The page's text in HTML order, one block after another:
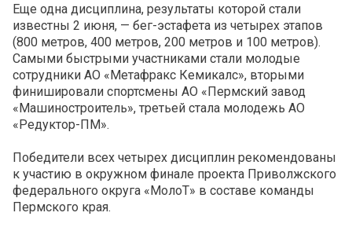
Еще одна дисциплина, результаты которой стали
известны 2 июня, — бег-эстафета из четырех этапов
(800 метров, 400 метров, 200 метров и 100 метров).
Самыми быстрыми участниками стали молодые
сотрудники АО «Метафракс Кемикалс», вторыми
финишировали спортсмены АО «Пермский завод
«Машиностроитель», третьей стала молодежь АО
«Редуктор-ПМ».
Победители всех четырех дисциплин рекомендованы
к участию в окружном финале проекта Приволжского
федерального округа «МолоТ» в составе команды
Пермского края.